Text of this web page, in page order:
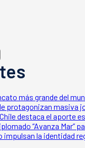
más grande del
protagonizan masiva
destaca el aporte
“Avanza
la identidad